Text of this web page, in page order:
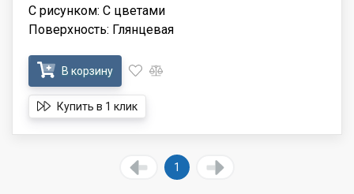
С рисунком: С цветами
Поверхность: Глянцевая
В корзину
Купить в 1 клик
1